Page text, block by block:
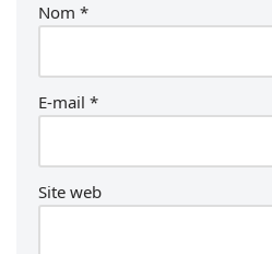
Nom *
E-mail *
Site web